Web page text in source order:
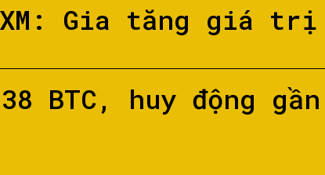
XM: Gia tăng giá
BTC, huy động gần